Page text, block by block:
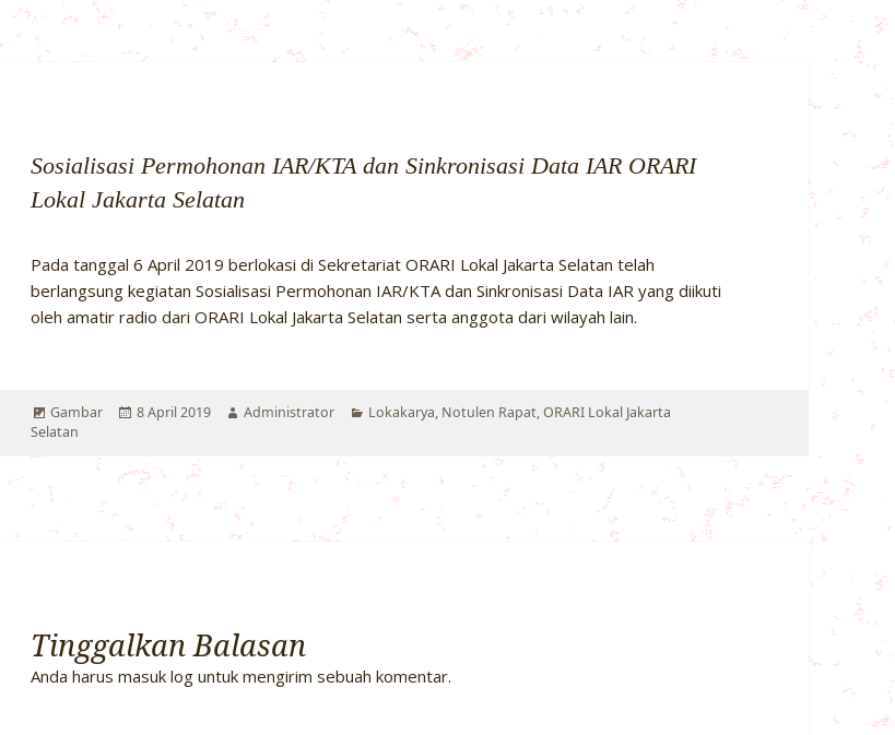
Sosialisasi Permohonan IAR/KTA dan Sinkronisasi Data IAR ORARI
Lokal Jakarta Selatan
Pada tanggal 6 April 2019 berlokasi di Sekretariat ORARI Lokal Jakarta Selatan telah
berlangsung kegiatan Sosialisasi Permohonan IAR/KTA dan Sinkronisasi Data IAR yang diikuti
oleh amatir radio dari ORARI Lokal Jakarta Selatan serta anggota dari wilayah lain.
Format
Gambar
Diposkan
8 April 2019 Penulis
Administrator Kategori
Lokakarya, Notulen Rapat,ORARI Lokal Jakarta
Selatan
Tinggalkan Balasan
Anda harusmasuk log untuk mengirim sebuah komentar.